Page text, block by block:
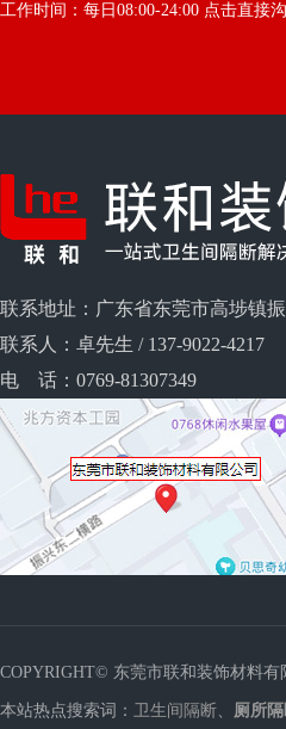
工作时间：每日08:00-24:00 点击直接
联系地址：广东省东莞市高埗镇
联系人：卓先生 / 137-9022-4217
电 话：0769-81307349
COPYRIGHT© 东莞市联和装饰材料有
本站热点搜索词： 卫生间隔断、 厕所